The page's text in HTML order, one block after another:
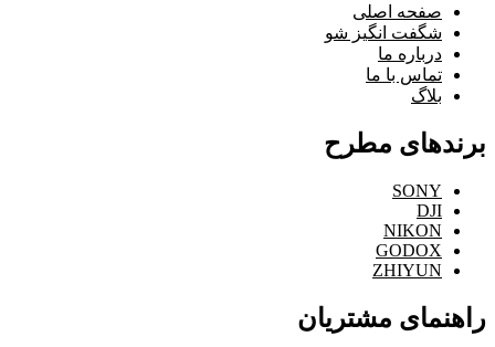
صفحه اصلی
شگفت انگیز شو
درباره ما
تماس با ما
بلاگ
برندهای مطرح
SONY
DJI
NIKON
GODOX
ZHIYUN
راهنمای مشتریان